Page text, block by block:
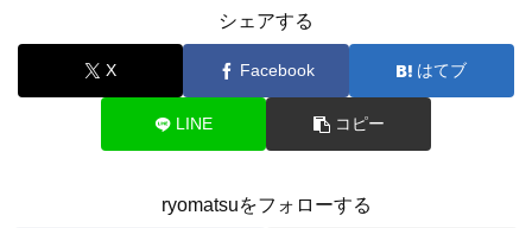
シェアする
X Facebook はてブ
LINE コピー
ryomatsuをフォローする